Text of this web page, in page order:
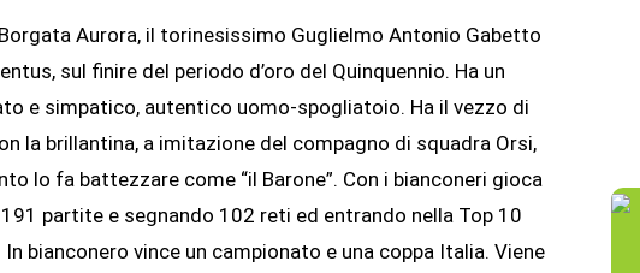
Aurora, il torinesissimo Guglielmo Antonio Gabetto
sul finire del periodo d’oro del Quinquennio. Ha un
e simpatico, autentico uomo-spogliatoio. Ha il vezzo di
la brillantina, a imitazione del compagno di squadra Orsi,
lo fa battezzare come “il Barone”. Con i bianconeri gioca
partite e segnando 102 reti ed entrando nella Top 10
bianconero vince un campionato e una coppa Italia. Viene